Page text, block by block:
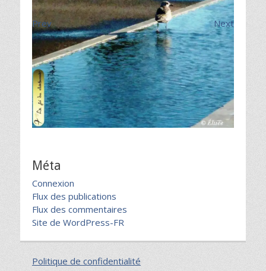
Prev Next
Méta
Connexion
Flux des publications
Flux des commentaires
Site de WordPress-FR
Politique de confidentialité